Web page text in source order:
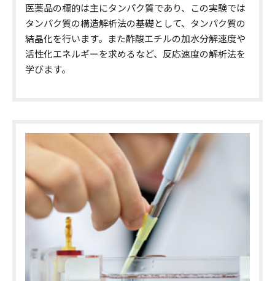
医薬品の標的は主にタンパク質であり、この実験では
タンパク質の構造解析法の基礎として、タンパク質の
結晶化を行います。また酢酸エチルの加水分解速度や
活性化エネルギーを求めるなど、反応速度の解析法を
学びます。